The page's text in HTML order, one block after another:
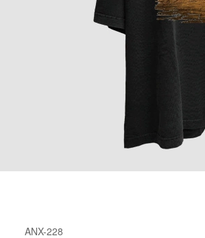
ANX-228